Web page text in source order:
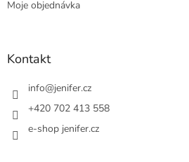
Moje objednávka
Kontakt
info@jenifer.cz
+420 702 413 558
e-shop jenifer.cz